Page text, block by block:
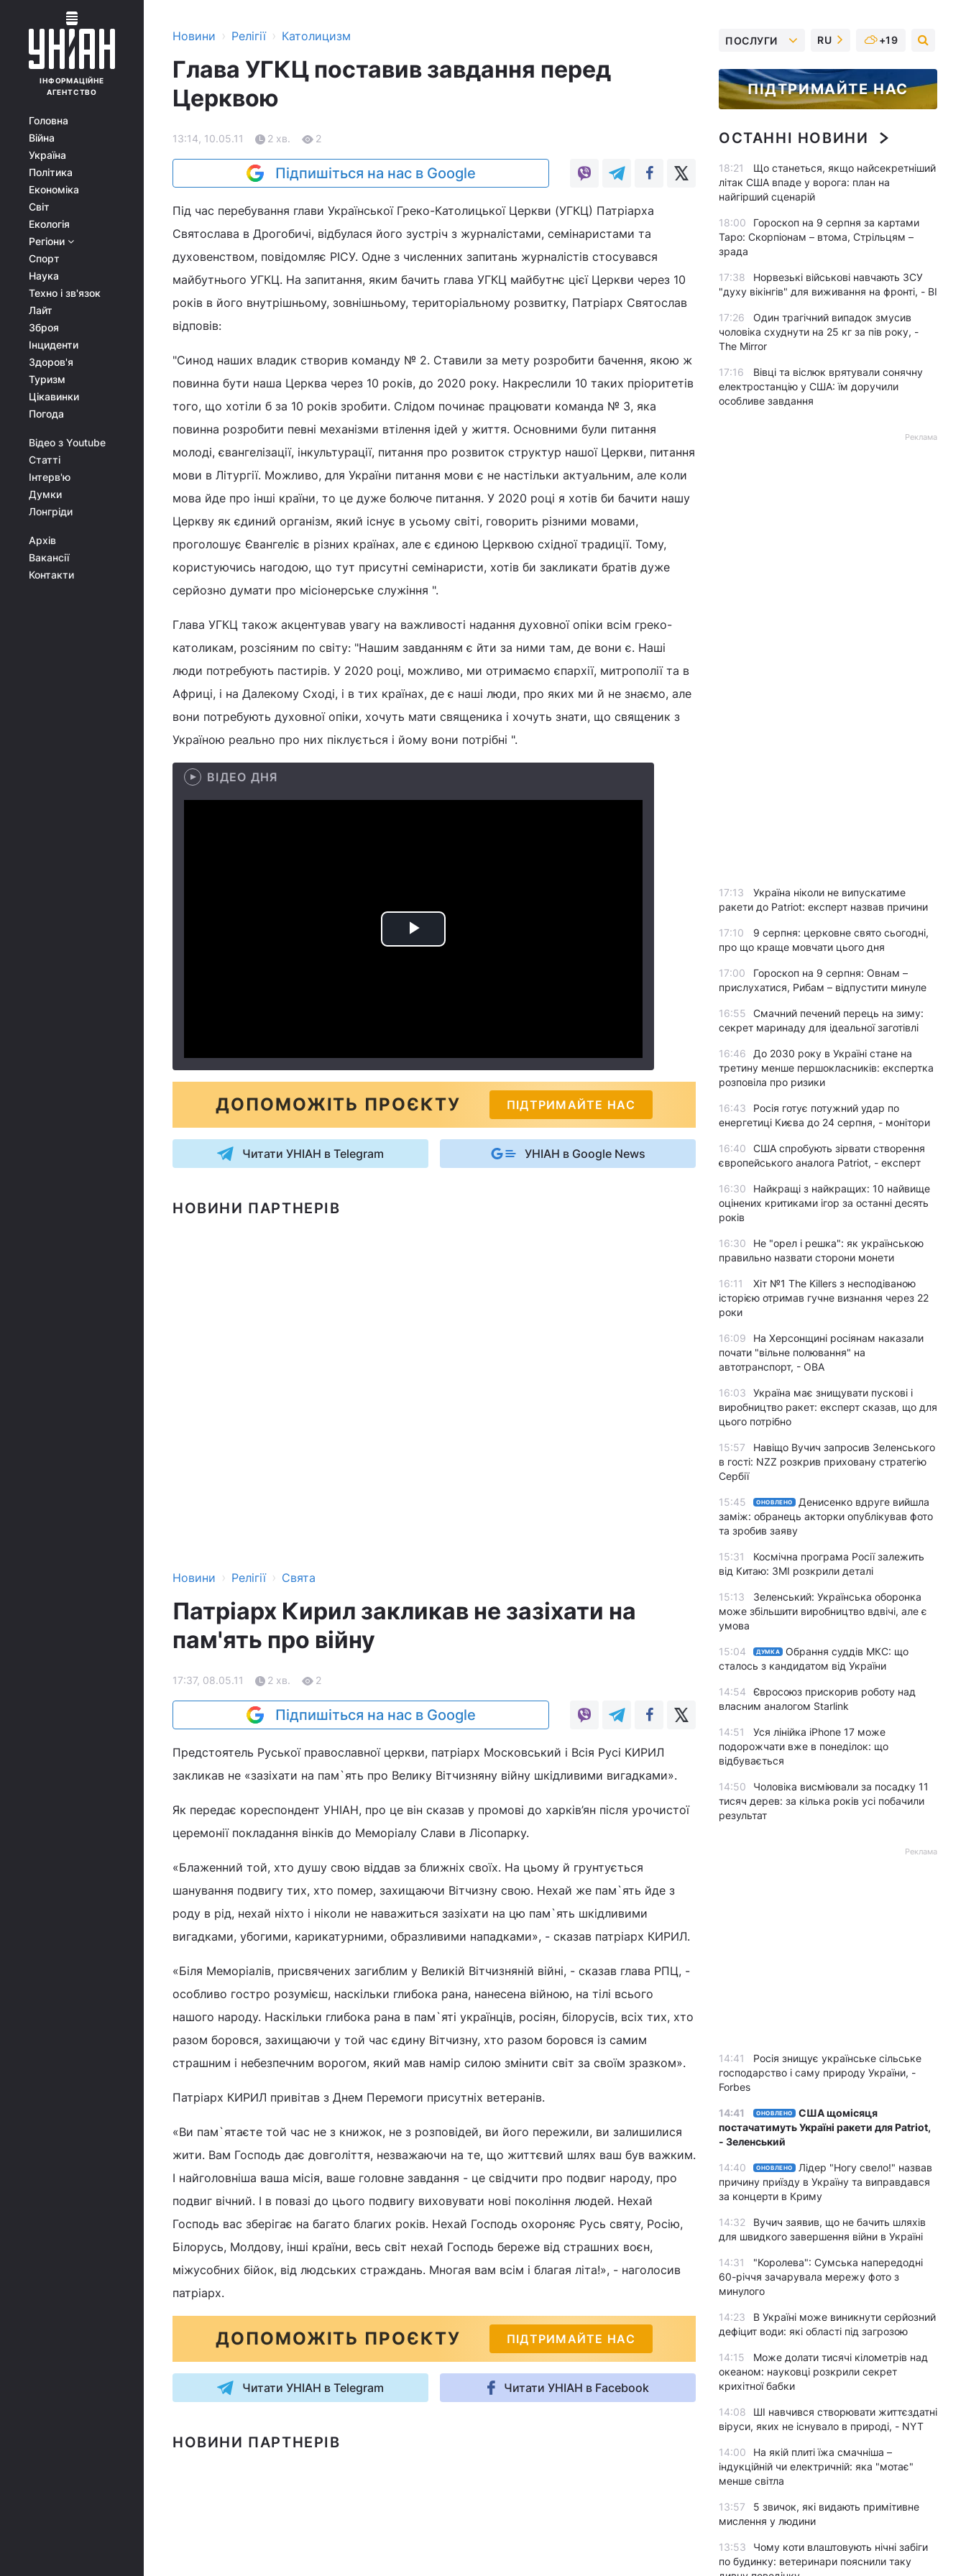
ІНФОРМАЦІЙНЕ
АГЕНТСТВО
Головна
Війна
Україна
Політика
Економіка
Світ
Екологія
Регіони
Спорт
Наука
Техно і зв'язок
Лайт
Зброя
Інциденти
Здоров'я
Туризм
Цікавинки
Погода
Відео з Youtube
Статті
Інтерв'ю
Думки
Лонгріди
Архів
Вакансії
Контакти
Новини › Релігії › Католицизм
Глава УГКЦ поставив завдання перед
Церквою
13:14, 10.05.11 2 хв. 2
Підпишіться на нас в Google
Під час перебування глави Української Греко-Католицької Церкви (УГКЦ) Патріарха
Святослава в Дрогобичі, відбулася його зустріч з журналістами, семінаристами та
духовенством, повідомляє РІСУ. Одне з численних запитань журналістів стосувався
майбутнього УГКЦ. На запитання, яким бачить глава УГКЦ майбутнє цієї Церкви через 10
років в його внутрішньому, зовнішньому, територіальному розвитку, Патріарх Святослав
відповів:
"Синод наших владик створив команду № 2. Ставили за мету розробити бачення, якою ж
повинна бути наша Церква через 10 років, до 2020 року. Накреслили 10 таких пріоритетів
того, що хотіли б за 10 років зробити. Слідом починає працювати команда № 3, яка
повинна розробити певні механізми втілення ідей у життя. Основними були питання
молоді, євангелізації, інкультурації, питання про розвиток структур нашої Церкви, питання
мови в Літургії. Можливо, для України питання мови є не настільки актуальним, але коли
мова йде про інші країни, то це дуже болюче питання. У 2020 році я хотів би бачити нашу
Церкву як єдиний організм, який існує в усьому світі, говорить різними мовами,
проголошує Євангеліє в різних країнах, але є єдиною Церквою східної традиції. Тому,
користуючись нагодою, що тут присутні семінаристи, хотів би закликати братів дуже
серйозно думати про місіонерське служіння ".
Глава УГКЦ також акцентував увагу на важливості надання духовної опіки всім греко-
католикам, розсіяним по світу: "Нашим завданням є йти за ними там, де вони є. Наші
люди потребують пастирів. У 2020 році, можливо, ми отримаємо єпархії, митрополії та в
Африці, і на Далекому Сході, і в тих країнах, де є наші люди, про яких ми й не знаємо, але
вони потребують духовної опіки, хочуть мати священика і хочуть знати, що священик з
Україною реально про них піклується і йому вони потрібні ".
ВІДЕО ДНЯ
Play
ДОПОМОЖІТЬ ПРОЄКТУ ПІДТРИМАЙТЕ НАС
Читати УНІАН в Telegram УНІАН в Google News
НОВИНИ ПАРТНЕРІВ
Новини › Релігії › Свята
Патріарх Кирил закликав не зазіхати на
пам'ять про війну
17:37, 08.05.11 2 хв. 2
Підпишіться на нас в Google
Предстоятель Руської православної церкви, патріарх Московський і Всія Русі КИРИЛ
закликав не «зазіхати на пам`ять про Велику Вітчизняну війну шкідливими вигадками».
Як передає кореспондент УНІАН, про це він сказав у промові до харків’ян після урочистої
церемонії покладання вінків до Меморіалу Слави в Лісопарку.
«Блаженний той, хто душу свою віддав за ближніх своїх. На цьому й грунтується
шанування подвигу тих, хто помер, захищаючи Вітчизну свою. Нехай же пам`ять йде з
роду в рід, нехай ніхто і ніколи не наважиться зазіхати на цю пам`ять шкідливими
вигадками, убогими, карикатурними, образливими нападками», - сказав патріарх КИРИЛ.
«Біля Меморіалів, присвячених загиблим у Великій Вітчизняній війні, - сказав глава РПЦ, -
особливо гостро розумієш, наскільки глибока рана, нанесена війною, на тілі всього
нашого народу. Наскільки глибока рана в пам`яті українців, росіян, білорусів, всіх тих, хто
разом боровся, захищаючи у той час єдину Вітчизну, хто разом боровся із самим
страшним і небезпечним ворогом, який мав намір силою змінити світ за своїм зразком».
Патріарх КИРИЛ привітав з Днем Перемоги присутніх ветеранів.
«Ви пам`ятаєте той час не з книжок, не з розповідей, ви його пережили, ви залишилися
жити. Вам Господь дає довголіття, незважаючи на те, що життєвий шлях ваш був важким.
І найголовніша ваша місія, ваше головне завдання - це свідчити про подвиг народу, про
подвиг вічний. І в повазі до цього подвигу виховувати нові покоління людей. Нехай
Господь вас зберігає на багато благих років. Нехай Господь охороняє Русь святу, Росію,
Білорусь, Молдову, інші країни, весь світ нехай Господь береже від страшних воєн,
міжусобних бійок, від людських страждань. Многая вам всім і благая літа!», - наголосив
патріарх.
ДОПОМОЖІТЬ ПРОЄКТУ ПІДТРИМАЙТЕ НАС
Читати УНІАН в Telegram Читати УНІАН в Facebook
НОВИНИ ПАРТНЕРІВ
ПОСЛУГИ RU +19
ПІДТРИМАЙТЕ НАС
ОСТАННІ НОВИНИ
18:21
Що станеться, якщо найсекретніший
літак США впаде у ворога: план на
найгірший сценарій
18:00
Гороскоп на 9 серпня за картами
Таро: Скорпіонам – втома, Стрільцям –
зрада
17:38
Норвезькі військові навчають ЗСУ
"духу вікінгів" для виживання на фронті, - BI
17:26
Один трагічний випадок змусив
чоловіка схуднути на 25 кг за пів року, -
The Mirror
17:16
Вівці та віслюк врятували сонячну
електростанцію у США: їм доручили
особливе завдання
Реклама
17:13
Україна ніколи не випускатиме
ракети до Patriot: експерт назвав причини
17:10
9 серпня: церковне свято сьогодні,
про що краще мовчати цього дня
17:00
Гороскоп на 9 серпня: Овнам –
прислухатися, Рибам – відпустити минуле
16:55
Смачний печений перець на зиму:
секрет маринаду для ідеальної заготівлі
16:46
До 2030 року в Україні стане на
третину менше першокласників: експертка
розповіла про ризики
16:43
Росія готує потужний удар по
енергетиці Києва до 24 серпня, - монітори
16:40
США спробують зірвати створення
європейського аналога Patriot, - експерт
16:30
Найкращі з найкращих: 10 найвище
оцінених критиками ігор за останні десять
років
16:30
Не "орел і решка": як українською
правильно назвати сторони монети
16:11
Хіт №1 The Killers з несподіваною
історією отримав гучне визнання через 22
роки
16:09
На Херсонщині росіянам наказали
почати "вільне полювання" на
автотранспорт, - ОВА
16:03
Україна має знищувати пускові і
виробництво ракет: експерт сказав, що для
цього потрібно
15:57
Навіщо Вучич запросив Зеленського
в гості: NZZ розкрив приховану стратегію
Сербії
15:45 ОНОВЛЕНО
Денисенко вдруге вийшла
заміж: обранець акторки опублікував фото
та зробив заяву
15:31
Космічна програма Росії залежить
від Китаю: ЗМІ розкрили деталі
15:13
Зеленський: Українська оборонка
може збільшити виробництво вдвічі, але є
умова
15:04 ДУМКА
Обрання суддів МКС: що
сталось з кандидатом від України
14:54
Євросоюз прискорив роботу над
власним аналогом Starlink
14:51
Уся лінійка iPhone 17 може
подорожчати вже в понеділок: що
відбувається
14:50
Чоловіка висміювали за посадку 11
тисяч дерев: за кілька років усі побачили
результат
Реклама
14:41
Росія знищує українське сільське
господарство і саму природу України, -
Forbes
14:41 ОНОВЛЕНО
США щомісяця
постачатимуть Україні ракети для Patriot,
- Зеленський
14:40 ОНОВЛЕНО
Лідер "Ногу свело!" назвав
причину приїзду в Україну та виправдався
за концерти в Криму
14:32
Вучич заявив, що не бачить шляхів
для швидкого завершення війни в Україні
14:31
"Королева": Сумська напередодні
60-річчя зачарувала мережу фото з
минулого
14:23
В Україні може виникнути серйозний
дефіцит води: які області під загрозою
14:15
Може долати тисячі кілометрів над
океаном: науковці розкрили секрет
крихітної бабки
14:08
ШІ навчився створювати життєздатні
віруси, яких не існувало в природі, - NYT
14:00
На якій плиті їжа смачніша –
індукційній чи електричній: яка "мотає"
менше світла
13:57
5 звичок, які видають примітивне
мислення у людини
13:53
Чому коти влаштовують нічні забіги
по будинку: ветеринари пояснили таку